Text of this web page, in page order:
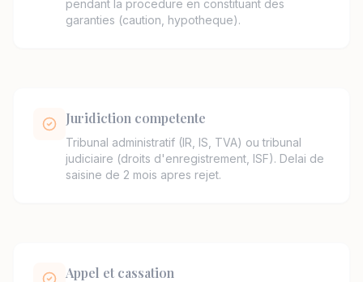
pendant la procedure en constituant des
garanties (caution, hypotheque).
Juridiction competente
Tribunal administratif (IR, IS, TVA) ou tribunal
judiciaire (droits d'enregistrement, ISF). Delai de
saisine de 2 mois apres rejet.
Appel et cassation